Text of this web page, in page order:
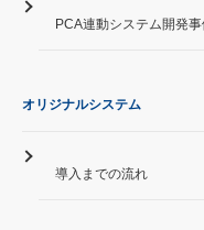
PCA連動システム開発事
オリジナルシステム
導入までの流れ